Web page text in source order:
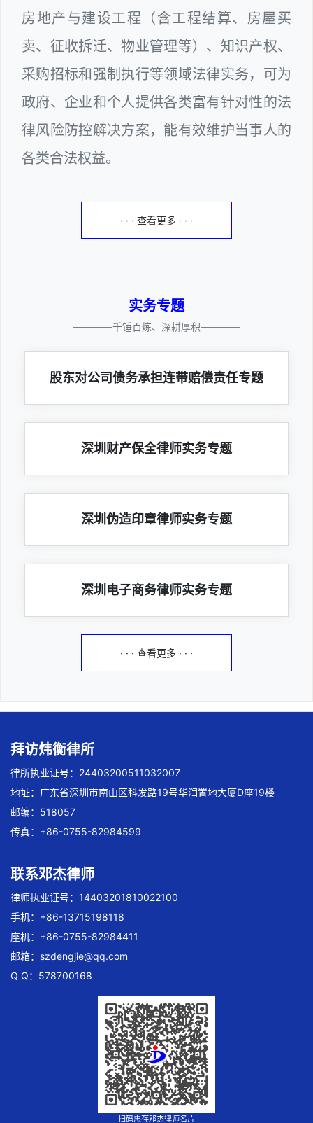
房地产与建设工程（含工程结算、房屋买
卖、征收拆迁、物业管理等）、知识产权、
采购招标和强制执行等领域法律实务，可为
政府、企业和个人提供各类富有针对性的法
律风险防控解决方案，能有效维护当事人的
各类合法权益。
· · · 查看更多 · · ·
实务专题
————千锤百炼、深耕厚积————
股东对公司债务承担连带赔偿责任专题
深圳财产保全律师实务专题
深圳伪造印章律师实务专题
深圳电子商务律师实务专题
· · · 查看更多 · · ·
拜访炜衡律所
律所执业证号：24403200511032007
地址：广东省深圳市南山区科发路19号华润置地大厦D座19楼
邮编：518057
传真：+86-0755-82984599
联系邓杰律师
律师执业证号：14403201810022100
手机：+86-13715198118
座机：+86-0755-82984411
邮箱： szdengjie@qq.com
Q Q：578700168
扫码惠存邓杰律师名片